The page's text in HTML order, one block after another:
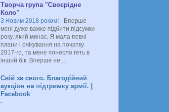
Творча група "Своєрідне
Коло"
З Новим 2018 роком! - Вперше
мені дуже важко підбити підсумки
року, який минає. Я мала певні
плани і очікування на початку
2017-го, та мене понесло геть в
інший бік. Вперше не ...
Свій за свого. Благодійний
аукціон на підтримку армії. |
Facebook
-